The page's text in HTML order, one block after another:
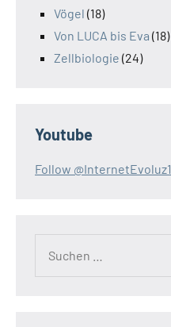
Vögel (18)
Von LUCA bis Eva (18)
Zellbiologie (24)
Youtube
Follow @InternetEvoluz1